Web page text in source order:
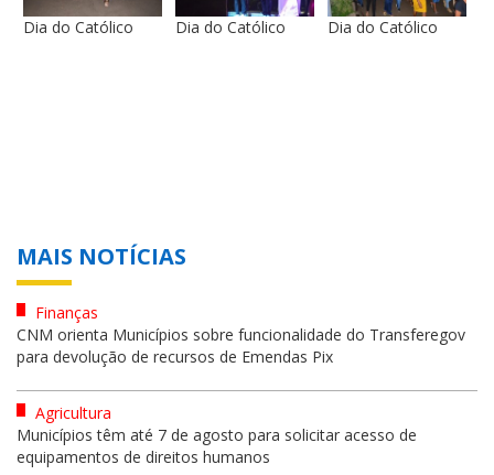
Dia do Católico Dia do Católico Dia do Católico
MAIS NOTÍCIAS
Finanças
CNM orienta Municípios sobre funcionalidade do Transferegov
para devolução de recursos de Emendas Pix
Agricultura
Municípios têm até 7 de agosto para solicitar acesso de
equipamentos de direitos humanos